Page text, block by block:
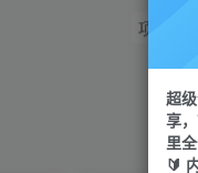
项目
超
享
里
🔰